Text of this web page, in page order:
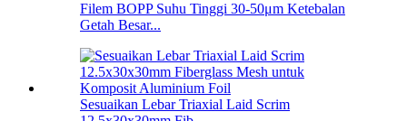
Filem BOPP Suhu Tinggi 30-50μm Ketebalan
Getah Besar...
Sesuaikan Lebar Triaxial Laid Scrim